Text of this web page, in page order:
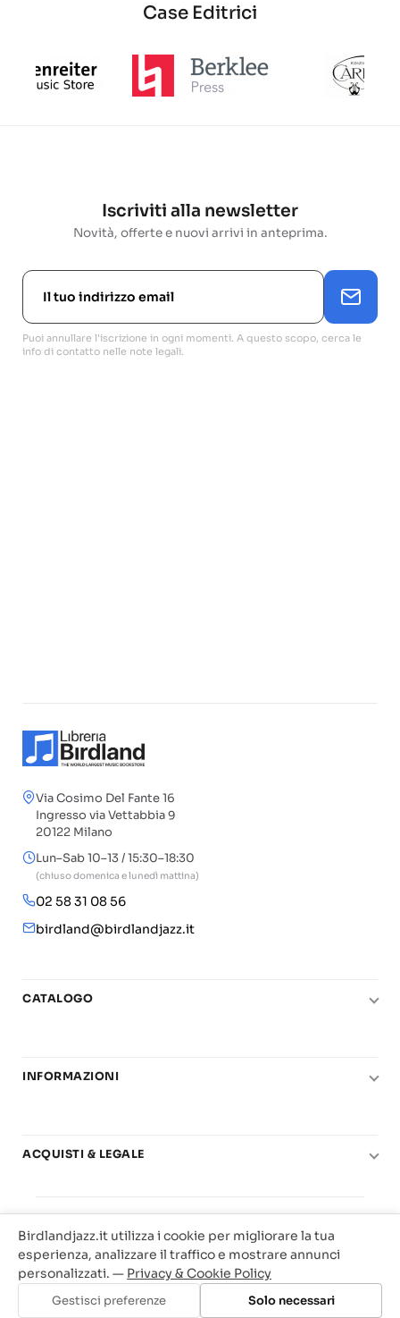
Aggiungi al carrello
Case Editrici
Iscriviti alla newsletter
Novità, offerte e nuovi arrivi in anteprima.
Puoi annullare l'iscrizione in ogni momenti. A questo scopo, cerca le
info di contatto nelle note legali.
Via Cosimo Del Fante 16
Ingresso via Vettabbia 9
20122 Milano
Lun–Sab 10–13 / 15:30–18:30
(chiuso domenica e lunedì mattina)
02 58 31 08 56
birdland@birdlandjazz.it
CATALOGO
Chitarra
Basi play-along
Offerte
INFORMAZIONI
Carta del Docente
ACQUISTI & LEGALE
Privacy & Cookie
Traccia il tuo ordine
Birdland Milano. P.Iva 12093700156
Web Agency Milano
Birdlandjazz.it utilizza i cookie per migliorare la tua
esperienza, analizzare il traffico e mostrare annunci
personalizzati. — Privacy & Cookie Policy
Gestisci preferenze Solo necessari